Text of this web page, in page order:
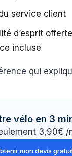
service client
d’esprit
incluse
qui
vélo en 3
3,90€ /
mon devis